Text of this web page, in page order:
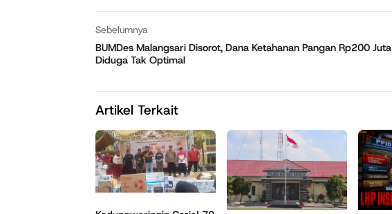
Sebelumnya
BUMDes Malangsari Disorot, Dana Ketahanan Pangan Rp200 Juta
Diduga Tak Optimal
Artikel Terkait